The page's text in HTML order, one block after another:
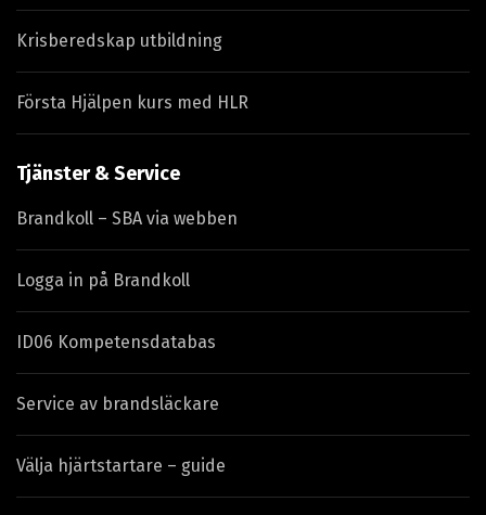
Krisberedskap utbildning
Första Hjälpen kurs med HLR
Tjänster & Service
Brandkoll – SBA via webben
Logga in på Brandkoll
ID06 Kompetensdatabas
Service av brandsläckare
Välja hjärtstartare – guide